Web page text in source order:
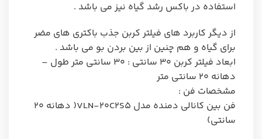
استفاده در باکس رشد گیاه نیز می باشد .
از دیگر کاربرد های فیلتر کربن جذب باکتری های مضر
برای گیاه و هم چنین از بین بردن بو می باشد .
ابعاد فیلتر کربن ۳۰ سانتی : ۳۰ سانتی متر طول –
دهانه ۲۰ سانتی متر
مشخصات فن :
فن بین کانالی دمنده مدل VLN-20C2S5( دهانه ۲۰
سانتی)